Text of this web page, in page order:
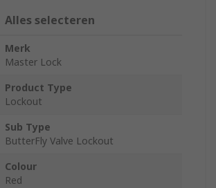
Alles selecteren
Merk
Master Lock
Product Type
Lockout
Sub Type
ButterFly Valve Lockout
Colour
Red